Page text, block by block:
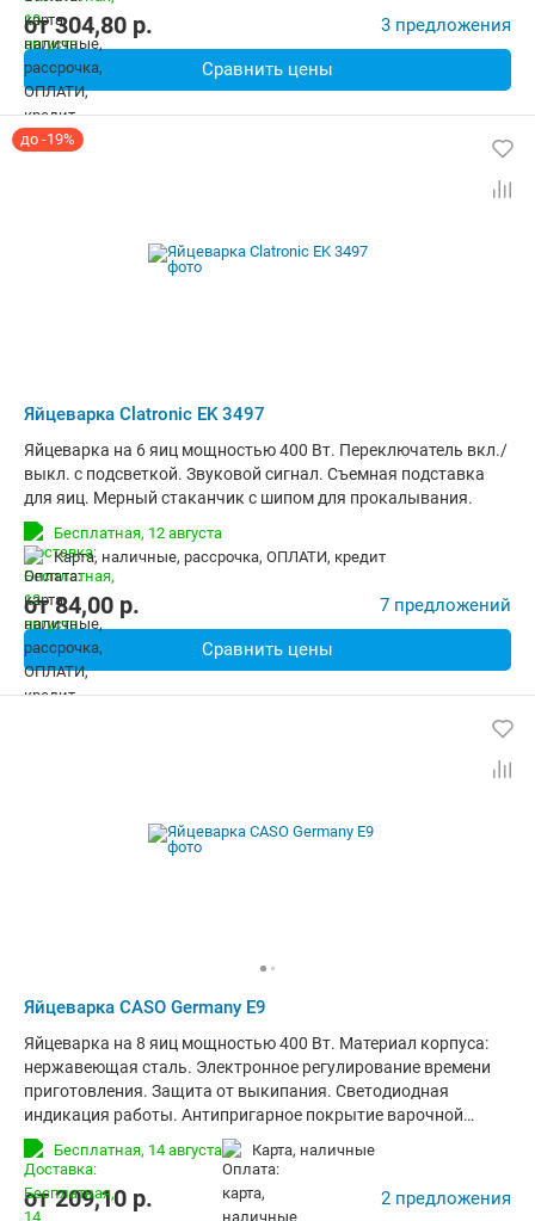
17.1x17.1x22.5 см. Вес: 1.38 кг.
от304,80 p. 3 предложения
Сравнить цены
до -19%
Яйцеварка Clatronic EK 3497
Яйцеварка на 6 яиц мощностью 400 Вт. Переключатель вкл./
выкл. с подсветкой. Звуковой сигнал. Съемная подставка
для яиц. Мерный стаканчик с шипом для прокалывания.
Бесплатная, 12 августа
карта, наличные, рассрочка, ОПЛАТИ, кредит
от84,00 p. 7 предложений
Сравнить цены
Яйцеварка CASO Germany E9
Яйцеварка на 8 яиц мощностью 400 Вт. Материал корпуса:
нержавеющая сталь. Электронное регулирование времени
приготовления. Защита от выкипания. Светодиодная
индикация работы. Антипригарное покрытие варочной
емкости. Прозрачная пластиковая крышка. Звуковой сигнал
по окончании времени приготовления. Мерный стаканчик с
приспособлением для накалывания яиц. Съемная подставка
для яиц. Цвет: нержавеющая сталь.
Бесплатная, 14 августа карта, наличные
от209,10 p. 2 предложения